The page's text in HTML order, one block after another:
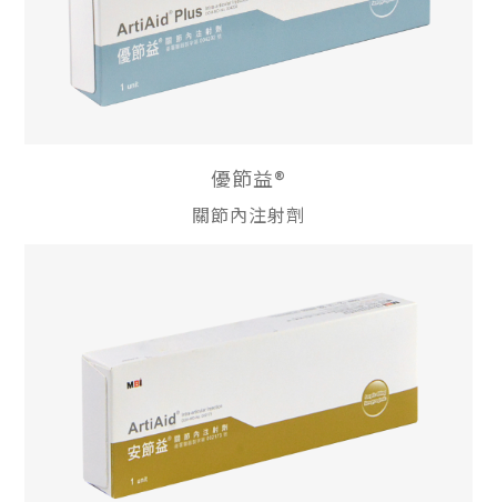
優節益®
關節內注射劑